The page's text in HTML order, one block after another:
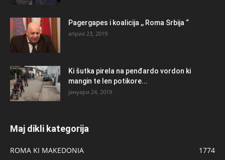
Pagergapes i koalicija ,, Roma Srbija “
април 23, 2019
Ki šutka pirela na penđardo vordon ki
mangin te len potikore...
јануари 24, 2019
Maj dikli kategorija
ROMA KI MAKEDONIA
1774